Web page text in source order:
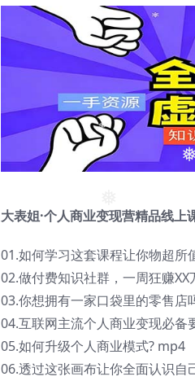
❅
大表姐·个人商业变现营精品线上
01.如何学习这套课程让你物超所
02.做付费知识社群，一周狂赚
03.你想拥有一家口袋里的零售店
04.互联网主流个人商业变现必备
05.如何升级个人商业模式? mp4
06.透过这张画布让你全面认识